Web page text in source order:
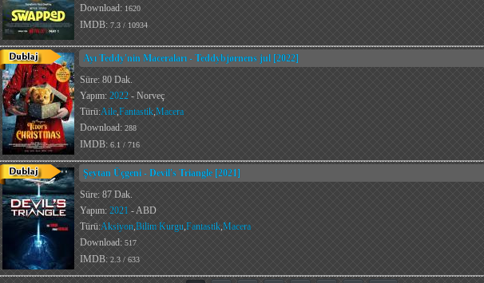
Download: 1620
IMDB: 7.3 / 10934
Ayı Teddy'nin Maceraları - Teddybjørnens jul [2022]
Süre: 80 Dak.
Yapım: 2022 - Norveç
Türü:Aile,Fantastik,Macera
Download: 288
IMDB: 6.1 / 716
Şeytan Üçgeni - Devil's Triangle [2021]
Süre: 87 Dak.
Yapım: 2021 - ABD
Türü:Aksiyon,Bilim Kurgu,Fantastik,Macera
Download: 517
IMDB: 2.3 / 633